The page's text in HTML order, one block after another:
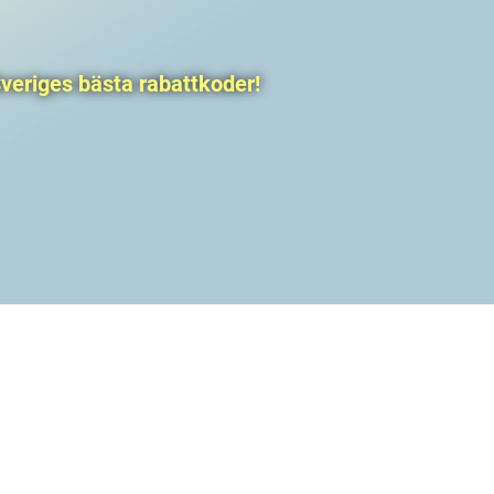
bästa rabattkoder!